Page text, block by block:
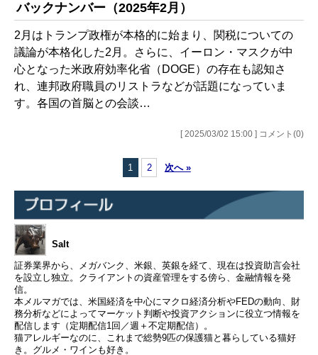
バックナンバー（2025年2月）
2月はトランプ政権が本格的に始まり、関税についての
議論が本格化した2月。さらに、イーロン・マスクが中
心となった米政府効率化省（DOGE）の存在も認知さ
れ、連邦政府職員のリストラなどが話題になっていま
す。各国の首脳との会談…
[ 2025/03/02 15:00 ] コメント(0)
1 2 次へ »
Salt
証券業界から、メガバンク、米銀、英銀を経て、現在は投資助言会社
を設立し独立。クライアントの資産管理をする傍ら、金融情報を発
信。
本メルマガでは、米国経済を中心にマクロ経済分析やFEDの動向、財
務分析などによってマーケット判断や投資アクションに役立つ情報を
配信します（定期配信1回／週＋不定期配信）。
猫アレルギーなのに、これまで総勢9匹の保護猫と暮らしている猫好
き。グルメ・ワインも好き。